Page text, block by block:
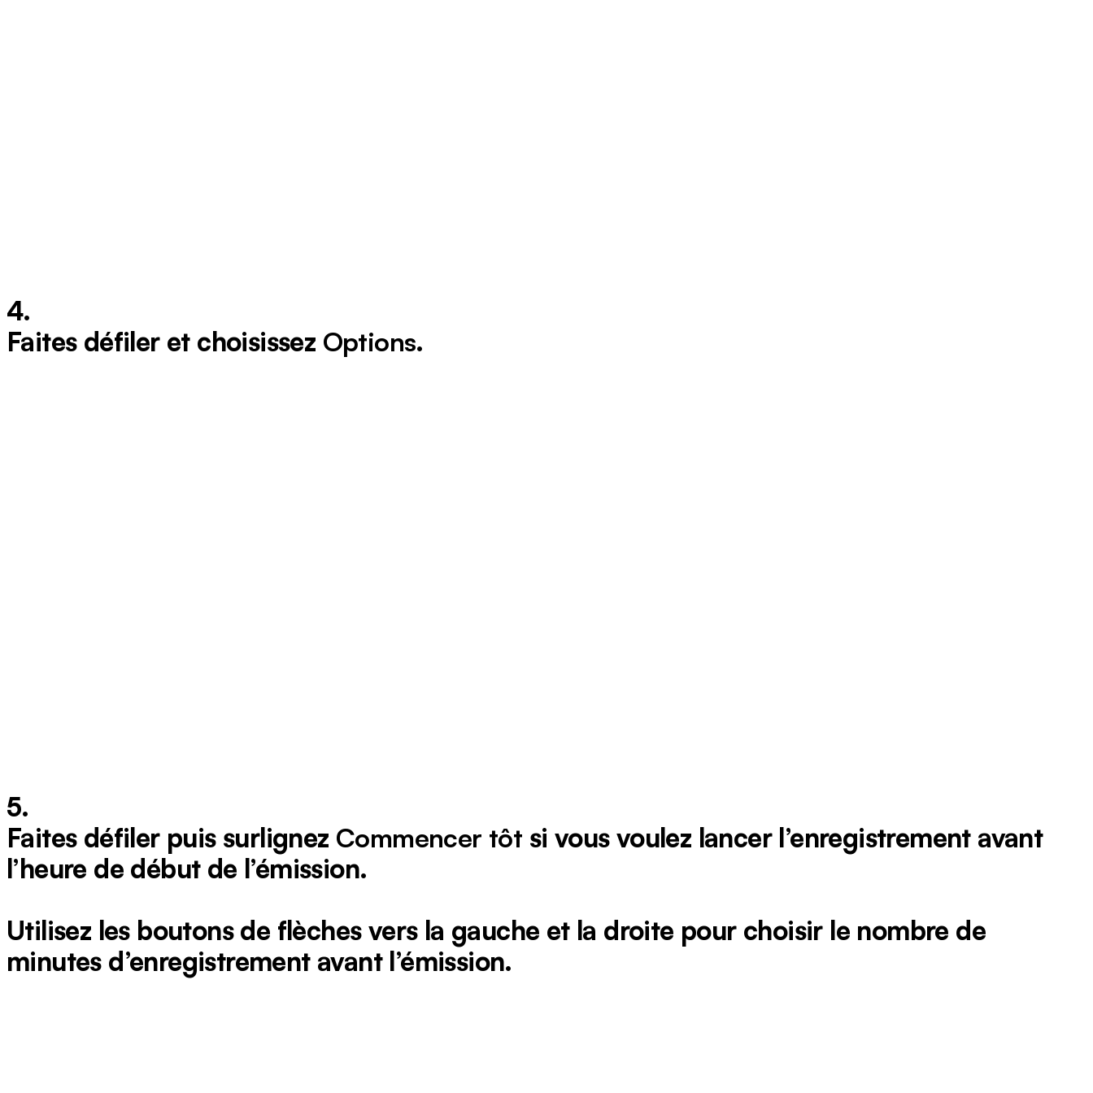
4.
Faites défiler et choisissez Options.
5.
Faites défiler puis surlignez Commencer tôt si vous voulez lancer l’enregistrement avant
l’heure de début de l’émission.
Utilisez les boutons de flèches vers la gauche et la droite pour choisir le nombre de
minutes d’enregistrement avant l’émission.